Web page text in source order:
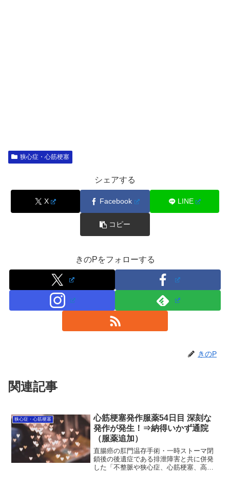
狭心症・心筋梗塞
シェアする
X Facebook LINE
コピー
きのPをフォローする
きのP
関連記事
狭心症・心筋梗塞
心筋梗塞発作服薬54日目 深刻な
発作が発生！⇒納得いかず通院
（服薬追加）
直腸癌の肛門温存手術・一時ストーマ閉
鎖後の後遺症である排泄障害と共に併発
した「不整脈や狭心症、心筋梗塞、高血